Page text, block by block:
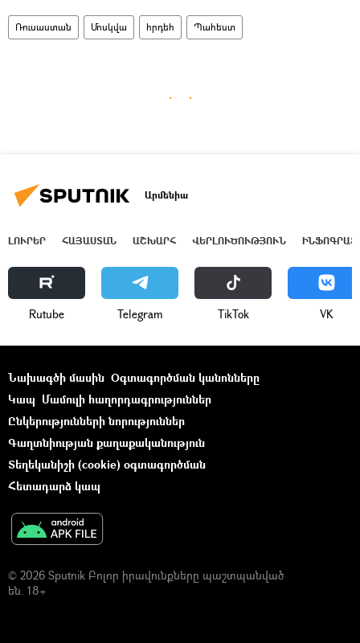
Ռուսաստան Մոսկվա հրդեհ Պահեստ
Արմենիա
ԼՈՒՐԵՐ ՀԱՅԱՍՏԱՆ ԱՇԽԱՐՀ ՎԵՐԼՈՒԾՈՒԹՅՈՒՆ
Rutube Telegram ТikТоk VK
Նախագծի մասին Օգտագործման կանոնները
Կապ Մամուլի հաղորդագրություններ
Ընկերությունների նորություններ
Գաղտնիության քաղաքականություն
Տեղեկանիշի (cookie) օգտագործման
Հետադարձ կապ
© 2026 Sputnik Բոլոր իրավունքները պաշտպանված
են. 18+